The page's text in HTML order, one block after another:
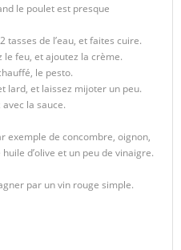
le poulet est presque
tasses de l’eau, et faites cuire.
feu, et ajoutez la crème.
le pesto.
lard, et laissez mijoter un peu.
la sauce.
exemple de concombre, oignon,
d’olive et un peu de vinaigre.
par un vin rouge simple.